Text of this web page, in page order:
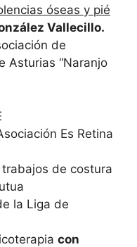
óseas y pié
Vallecillo.
de
Asturias “Naranjo
Es Retina
de costura
la Liga de
con